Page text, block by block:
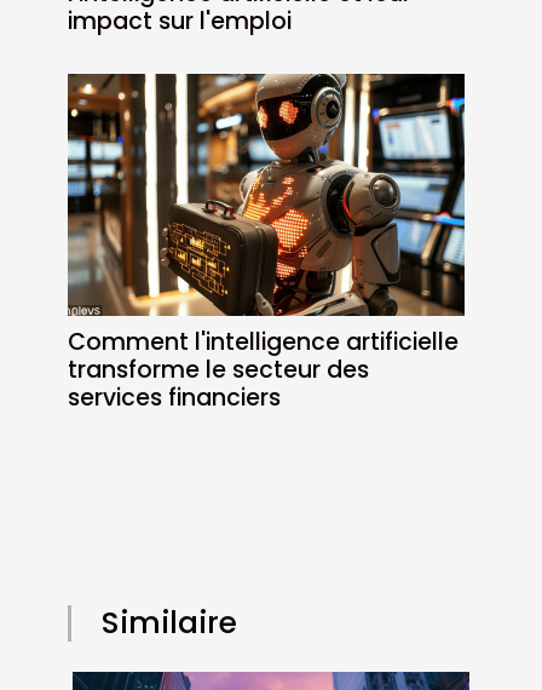
impact sur l'emploi
Comment l'intelligence artificielle
transforme le secteur des
services financiers
Similaire